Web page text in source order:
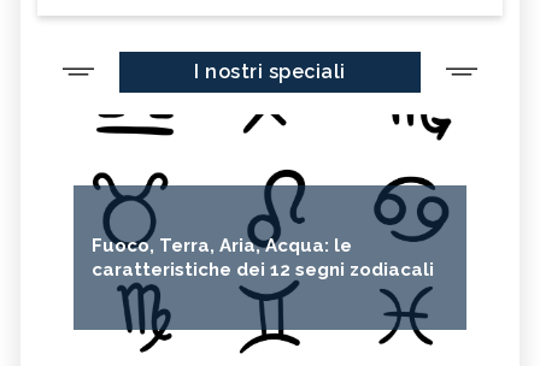
I nostri speciali
Fuoco, Terra, Aria, Acqua: le
caratteristiche dei 12 segni zodiacali